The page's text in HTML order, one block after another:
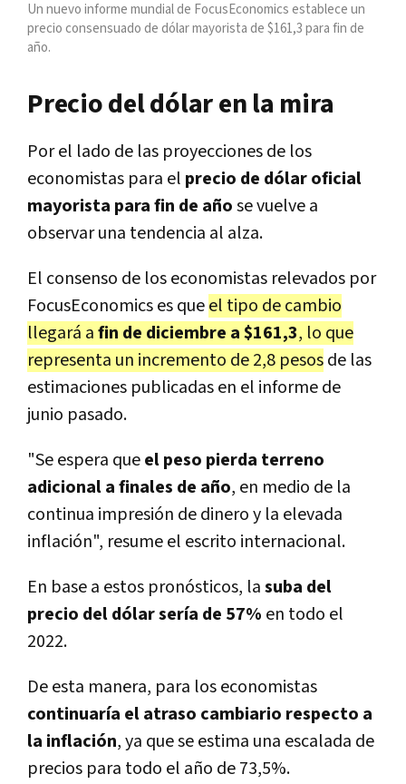
Un nuevo informe mundial de FocusEconomics establece un
precio consensuado de dólar mayorista de $161,3 para fin de
año.
Precio del dólar en la mira
Por el lado de las proyecciones de los
economistas para el precio de dólar oficial
mayorista para fin de añose vuelve a
observar una tendencia al alza.
El consenso de los economistas relevados por
FocusEconomics es queel tipo de cambio
llegará afin de diciembre a $161,3, lo que
representa un incremento de 2,8 pesosde las
estimaciones publicadas en el informe de
junio pasado.
"Se espera queel peso pierda terreno
adicional a finales de año, en medio de la
continua impresión de dinero y la elevada
inflación", resume el escrito internacional.
En base a estos pronósticos, lasuba del
precio del dólar sería de 57% en todo el
2022.
De esta manera, para los economistas
continuaría el atraso cambiario respecto a
la inflación, ya que se estima una escalada de
precios para todo el año de 73,5%.